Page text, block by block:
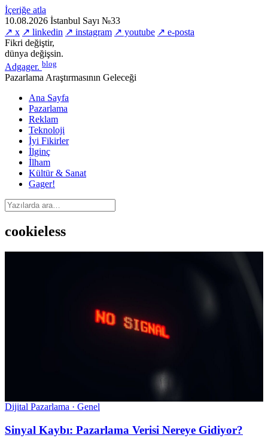
İçeriğe atla
10.08.2026 İstanbul Sayı №33
↗ x ↗ linkedin ↗ instagram ↗ youtube ↗ e-posta
Fikri değiştir,
dünya değişsin.
Adgager. blog
Pazarlama Araştırmasının Geleceği
Ana Sayfa
Pazarlama
Reklam
Teknoloji
İyi Fikirler
İlginç
İlham
Kültür & Sanat
Gager!
cookieless
Dijital Pazarlama · Genel
Sinyal Kaybı: Pazarlama Verisi Nereye Gidiyor?